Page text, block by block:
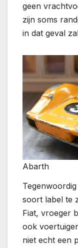
geen
zijn soms
in dat geval
Abarth
soort label te
Fiat, vroeger
ook
niet echt een